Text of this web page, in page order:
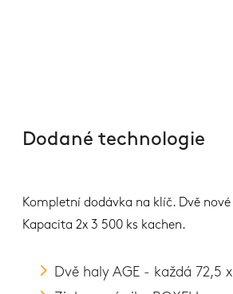
Dodané technologie
Kompletní dodávka na klíč. Dvě
Kapacita 2x 3 500 ks kachen.
Dvě haly AGE - každá 72,5